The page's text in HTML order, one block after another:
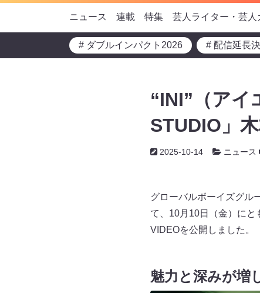
ニュース 連載 特集 芸人ライター・芸人
# ダブルインパクト2026 # 配信延長
“INI”（アイ
STUDIO」
2025-10-14 ニュース
グローバルボーイズグル
て、10月10日（金）に
VIDEOを公開しました。
魅力と深みが増